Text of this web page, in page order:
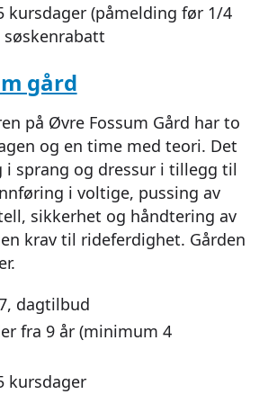
kursdager (påmelding før 1/4
søskenrabatt
gård
på Øvre Fossum Gård har to
og en time med teori. Det
i sprang og dressur i tillegg til
i voltige, pussing av
sikkerhet og håndtering av
krav til rideferdighet. Gården
dagtilbud
fra 9 år (minimum 4
kursdager